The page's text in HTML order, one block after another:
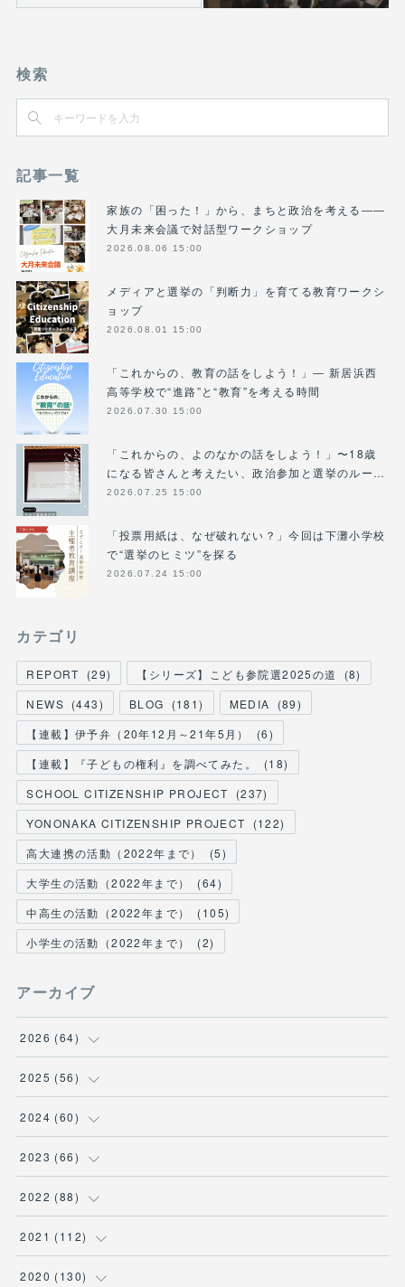
検索
記事一覧
家族の「困った！」から、まちと政治を考える――
大月未来会議で対話型ワークショップ
2026.08.06 15:00
メディアと選挙の「判断力」を育てる教育ワークシ
ョップ
2026.08.01 15:00
「これからの、教育の話をしよう！」― 新居浜西
高等学校で“進路”と“教育”を考える時間
2026.07.30 15:00
「これからの、よのなかの話をしよう！」〜18歳
になる皆さんと考えたい、政治参加と選挙のルー…
2026.07.25 15:00
「投票用紙は、なぜ破れない？」今回は下灘小学校
で“選挙のヒミツ”を探る
2026.07.24 15:00
カテゴリ
REPORT (29) 【シリーズ】こども参院選2025の道 (8)
NEWS (443) BLOG (181) MEDIA (89)
【連載】伊予弁（20年12月～21年5月）
(6)
【連載】『子どもの権利』を調べてみた。
(18)
SCHOOL CITIZENSHIP PROJECT
(237)
YONONAKA CITIZENSHIP PROJECT
(122)
高大連携の活動（2022年まで）
(5)
大学生の活動（2022年まで）
(64)
中高生の活動（2022年まで）
(105)
小学生の活動（2022年まで）
(2)
アーカイブ
2026 (64)
(2)
(6)
(9)
( 11
2025 (56)
(1)
(2)
(1)
( 5 )
2024 (60)
(12
(13
( 12)
( 4 )
2023 (66)
(1)
( 5 )
(2)
2022 (88)
( 12)
(6)
2021 (112)
(7)
2020 (130)